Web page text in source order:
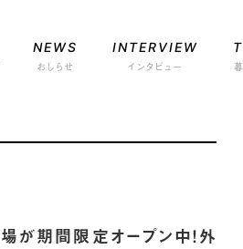
NEWS
おしらせ
INTERVIEW
インタビュー
が期間限定オープン中！外